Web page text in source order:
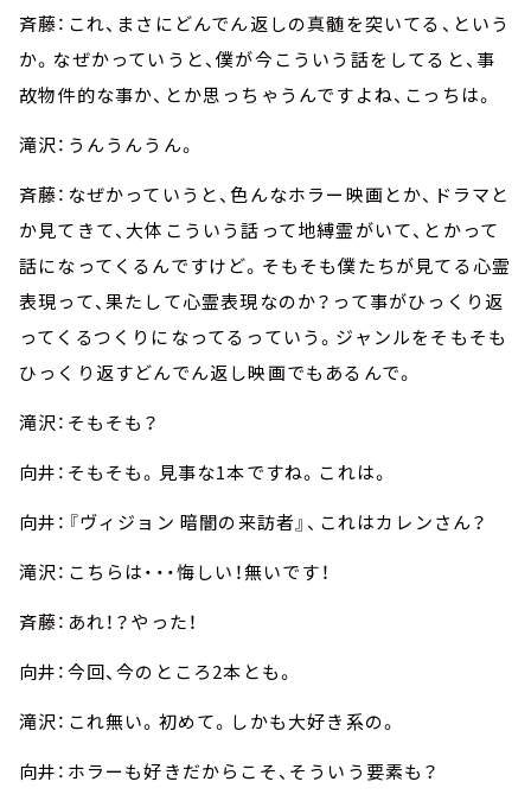
斉藤：これ、まさにどんでん返しの真髄を突いてる、という
か。なぜかっていうと、僕が今こういう話をしてると、事
故物件的な事か、とか思っちゃうんですよね、こっちは。
滝沢：うんうんうん。
斉藤：なぜかっていうと、色んなホラー映画とか、ドラマと
か見てきて、大体こういう話って地縛霊がいて、とかって
話になってくるんですけど。そもそも僕たちが見てる心霊
表現って、果たして心霊表現なのか？って事がひっくり返
ってくるつくりになってるっていう。ジャンルをそもそも
ひっくり返すどんでん返し映画でもあるんで。
滝沢：そもそも？
向井：そもそも。見事な1本ですね。これは。
向井：『ヴィジョン 暗闇の来訪者』、これはカレンさん？
滝沢：こちらは・・・悔しい！無いです！
斉藤：あれ！？やった！
向井：今回、今のところ2本とも。
滝沢：これ無い。初めて。しかも大好き系の。
向井：ホラーも好きだからこそ、そういう要素も？